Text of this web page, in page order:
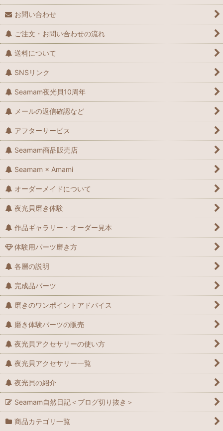
お問い合わせ
ご注文・お問い合わせの流れ
送料について
SNSリンク
Seamam夜光貝10周年
メールの返信確認など
アフターサービス
Seamam商品販売店
Seamam × Amami
オーダーメイドについて
夜光貝磨き体験
作品ギャラリー・オーダー見本
体験用パーツ磨き方
各層の説明
完成品パーツ
磨きのワンポイントアドバイス
磨き体験パーツの販売
夜光貝アクセサリーの使い方
夜光貝アクセサリー一覧
夜光貝の紹介
Seamam自然日記＜ブログ切り抜き＞
商品カテゴリ一覧